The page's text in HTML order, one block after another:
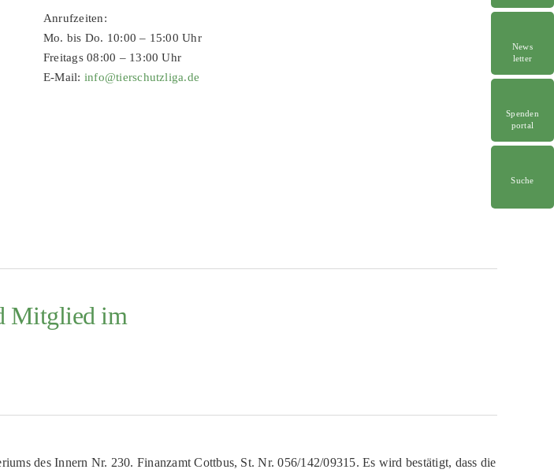
News
letter
Spenden
portal
Suche
Anrufzeiten:
Mo. bis Do. 10:00 – 15:00 Uhr
Freitags 08:00 – 13:00 Uhr
E-Mail: info@tierschutzliga.de
Mitglied im
des Innern Nr. 230. Finanzamt Cottbus, St. Nr. 056/142/09315. Es wird bestätigt, dass die